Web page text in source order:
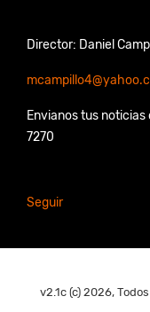
Director: Daniel
Envianos tus
7270
Seguir
v2.1c (c) 2026,